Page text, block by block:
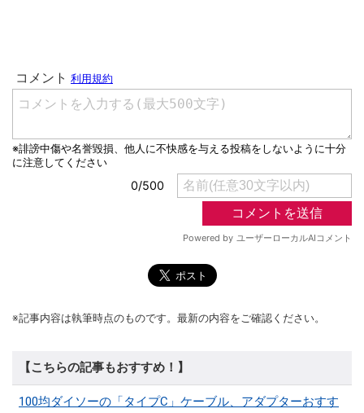
※記事内容は執筆時点のものです。最新の内容をご確認ください。
【こちらの記事もおすすめ！】
100均ダイソーの「タイプC」ケーブル、アダプターおすす